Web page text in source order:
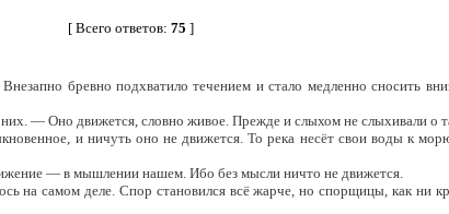
[ Всего ответов: 75 ]
бревно подхватило течением и стало медленно сносить
— Оно движется, словно живое. Прежде и слыхом не слыхивали о
и ничуть оно не движется. То река несёт свои воды к
— в мышлении нашем. Ибо без мысли ничто не движется.
на самом деле. Спор становился всё жарче, но спорщицы, как ни